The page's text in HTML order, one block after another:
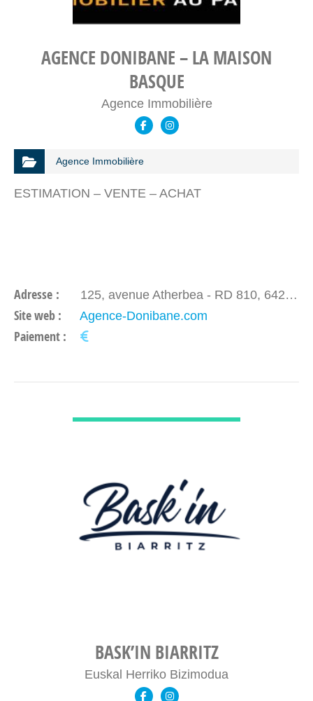
AGENCE DONIBANE – LA MAISON
BASQUE
Agence Immobilière
Agence Immobilière
ESTIMATION – VENTE – ACHAT
Adresse : 125, avenue Atherbea - RD 810, 64210 BIDART
Site web : Agence-Donibane.com
Paiement :
BASK’IN BIARRITZ
Euskal Herriko Bizimodua